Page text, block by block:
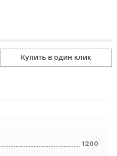
Купить в один клик
1200